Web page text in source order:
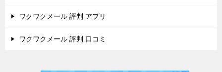
ワクワクメール 評判 アプリ
ワクワクメール 評判 口コミ